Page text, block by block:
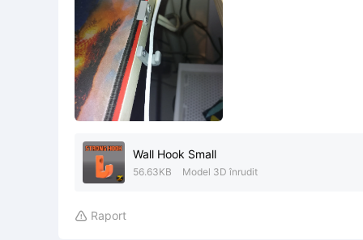
Wall Hook Small
56.63KB Model 3D înrudit
 Raport